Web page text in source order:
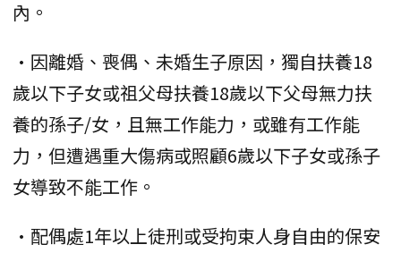
內。
•因離婚、喪偶、未婚生子原因，獨自扶養18
歲以下子女或祖父母扶養18歲以下父母無力扶
養的孫子/女，且無工作能力，或雖有工作能
力，但遭遇重大傷病或照顧6歲以下子女或孫子
女導致不能工作。
•配偶處1年以上徒刑或受拘束人身自由的保安